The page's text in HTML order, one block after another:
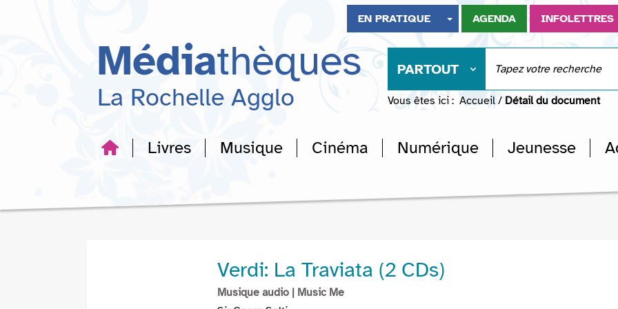
recherche
EN PRATIQUE AGENDA INFOLETTRES
Médiathèques
La Rochelle Agglo
PARTOUT
Vous êtes ici : Accueil / Détail du document
Livres Musique Cinéma Numérique Jeunesse
Verdi: La Traviata (2 CDs)
Musique audio | Music Me